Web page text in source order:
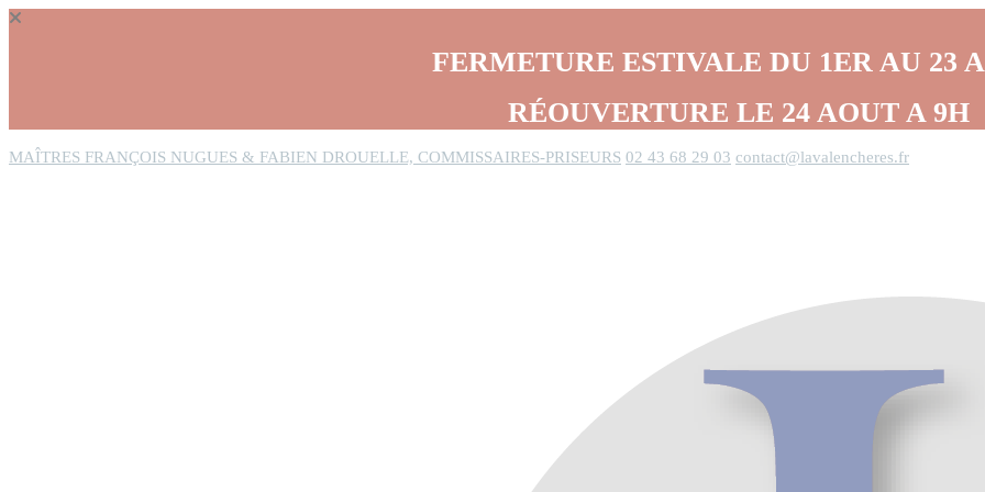
FERMETURE ESTIVALE DU 1ER AU 23
RÉOUVERTURE LE 24 AOUT A 9H
MAÎTRES FRANÇOIS NUGUES & FABIEN DROUELLE, COMMISSAIRES-PRISEURS 02 43 68 29 03 contact@lavalencheres.fr
Panneau de gestion des cookies